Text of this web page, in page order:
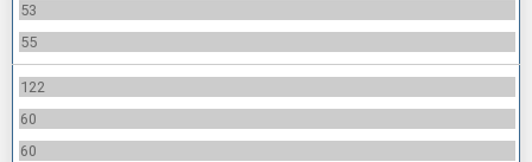
53
55
122
60
60